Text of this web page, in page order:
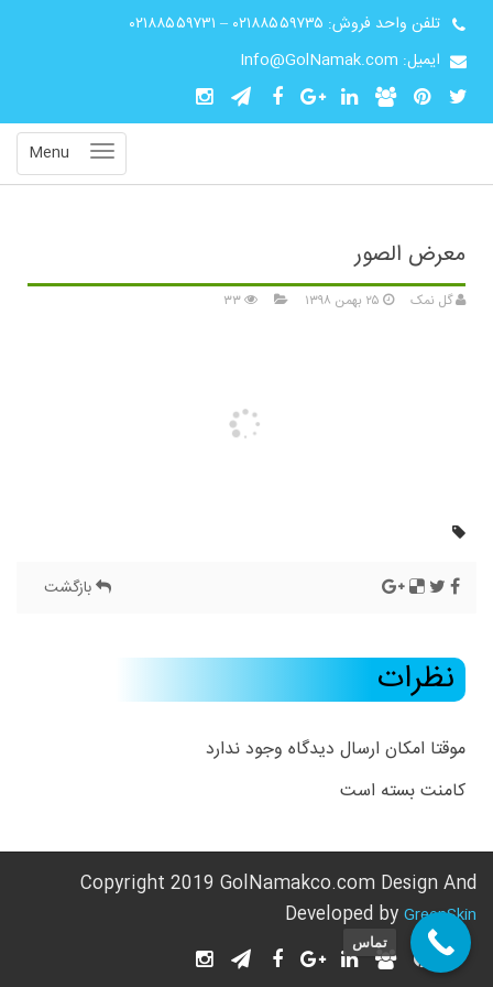
تلفن واحد فروش: ۰۲۱۸۸۵۵۹۷۳۵ – ۰۲۱۸۸۵۵۹۷۳۱
ایمیل: Info@GolNamak.com
Menu
معرض الصور
گل نمک
بازگشت
نظرات
موقتا امکان ارسال دیدگاه وجود ندارد
کامنت بسته است
Copyright 2019 GolNamakco.com Design And
Developed by GreenSkin
تماس